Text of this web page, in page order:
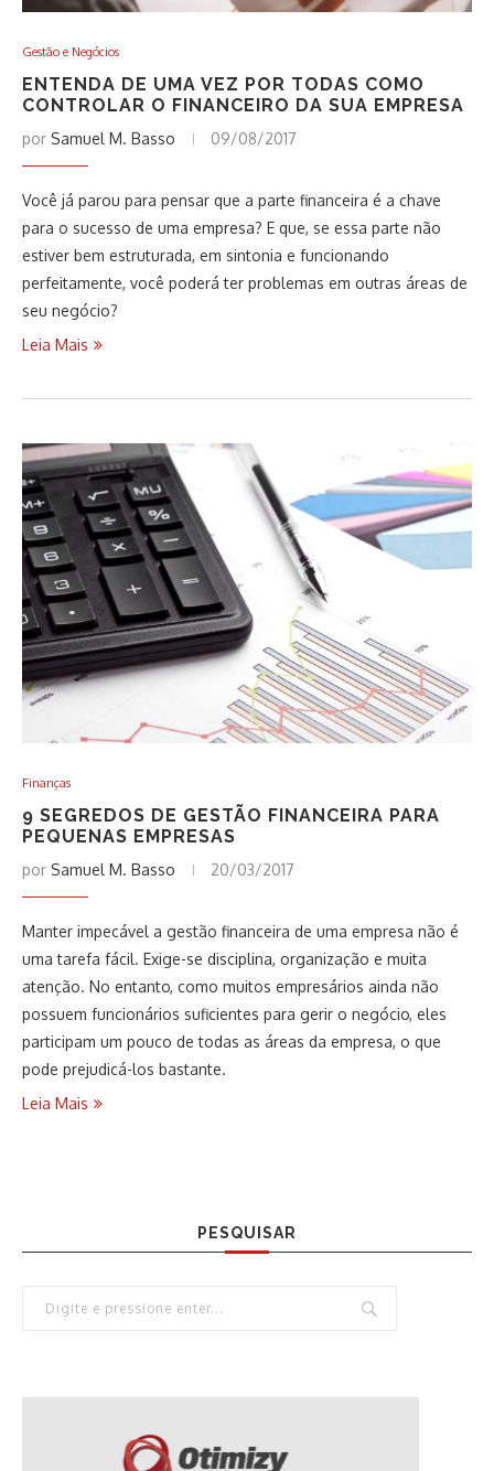
Gestão e Negócios
ENTENDA DE UMA VEZ POR TODAS COMO
CONTROLAR O FINANCEIRO DA SUA EMPRESA
por Samuel M. Basso 09/08/2017
Você já parou para pensar que a parte financeira é a chave
para o sucesso de uma empresa? E que, se essa parte não
estiver bem estruturada, em sintonia e funcionando
perfeitamente, você poderá ter problemas em outras áreas de
seu negócio?
Leia Mais
Finanças
9 SEGREDOS DE GESTÃO FINANCEIRA PARA
PEQUENAS EMPRESAS
por Samuel M. Basso 20/03/2017
Manter impecável a gestão financeira de uma empresa não é
uma tarefa fácil. Exige-se disciplina, organização e muita
atenção. No entanto, como muitos empresários ainda não
possuem funcionários suficientes para gerir o negócio, eles
participam um pouco de todas as áreas da empresa, o que
pode prejudicá-los bastante.
Leia Mais
PESQUISAR